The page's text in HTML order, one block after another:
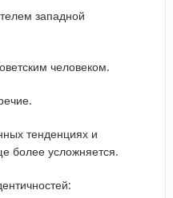
западной
человеком.
тенденциях и
более усложняется.